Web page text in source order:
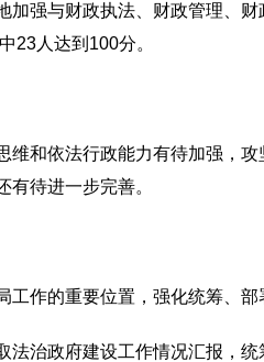
强与财政执法、财政管理、
23人达到100分。
和依法行政能力有待加强，攻
待进一步完善。
的重要位置，强化统筹、部
治政府建设工作情况汇报，统